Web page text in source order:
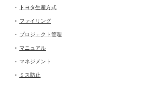
トヨタ生産方式
ファイリング
プロジェクト管理
マニュアル
マネジメント
ミス防止